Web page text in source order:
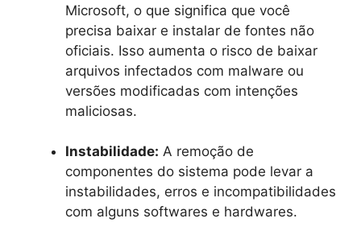
Microsoft, o que significa que você
precisa baixar e instalar de fontes não
oficiais. Isso aumenta o risco de baixar
arquivos infectados com malware ou
versões modificadas com intenções
maliciosas.
Instabilidade: A remoção de
componentes do sistema pode levar a
instabilidades, erros e incompatibilidades
com alguns softwares e hardwares.